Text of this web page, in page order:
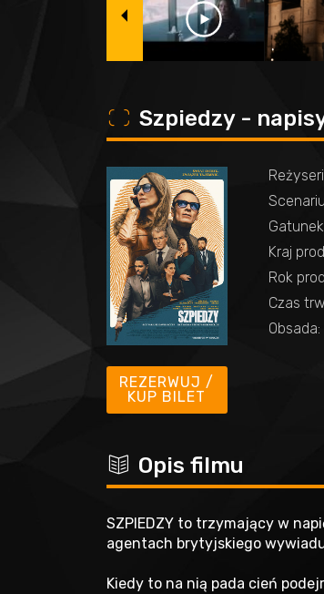
o Szpiedzy -
REZERWUJ /
KUP BILET
Kraj
Rok
Czas
Obsada:
c Opis filmu
SZPIEDZY to trzymający w
agentach brytyjskiego
Kiedy to na nią pada cień